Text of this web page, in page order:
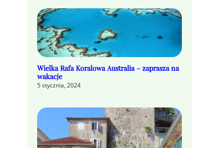
Wielka Rafa Koralowa Australia – zaprasza na
wakacje
5 stycznia, 2024